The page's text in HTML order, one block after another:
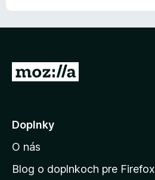
P
j
ť
n
Doplnky
O nás
Blog o doplnkoch pre Firefox